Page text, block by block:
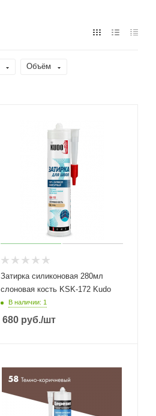
Объём
Затирка силиконовая 280мл
слоновая кость KSK-172 Kudo
В наличии: 1
680 руб./шт